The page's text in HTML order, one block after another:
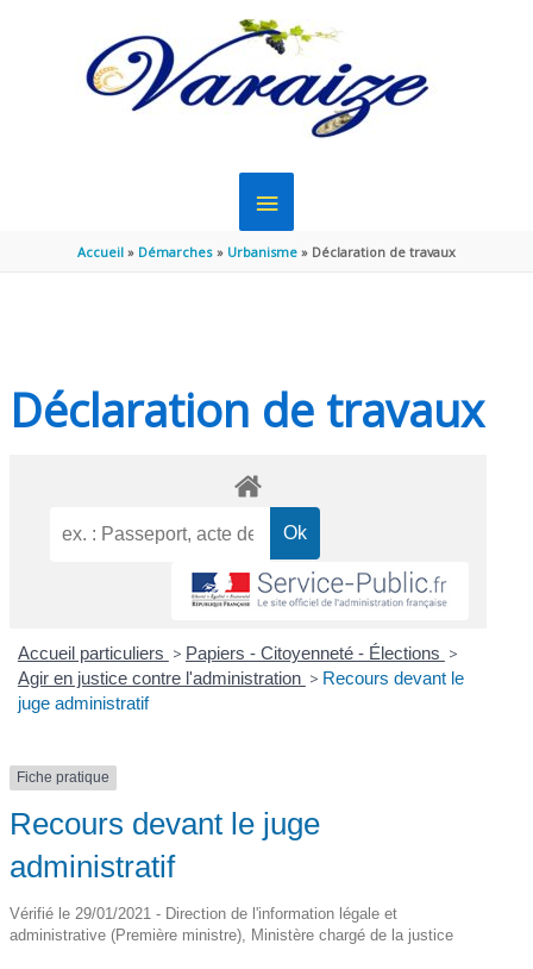
MENU
PRINCIPAL
Accueil Démarches Urbanisme Déclaration de travaux
Déclaration de travaux
Accueil particuliers > Papiers - Citoyenneté - Élections >
Agir en justice contre l'administration > Recours devant le
juge administratif
Fiche pratique
Recours devant le juge
administratif
Vérifié le 29/01/2021 - Direction de l'information légale et
administrative (Première ministre), Ministère chargé de la justice